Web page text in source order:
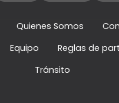
Quienes Somos
Equipo
Reglas de
Tránsito